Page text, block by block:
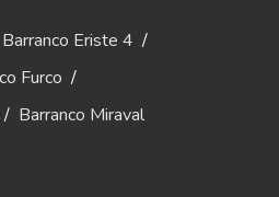
Barranco Eriste 4 /
Furco /
/ Barranco Miraval